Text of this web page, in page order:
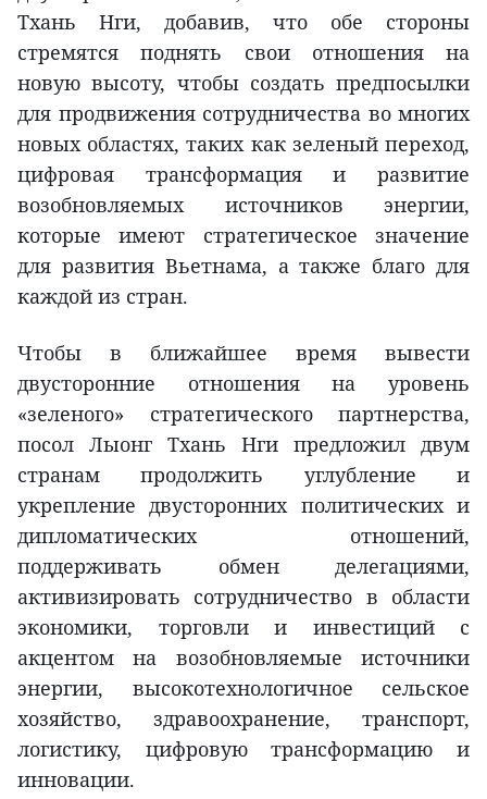
Тхань Нги, добавив, что обе стороны
стремятся поднять свои отношения на
новую высоту, чтобы создать предпосылки
для продвижения сотрудничества во многих
новых областях, таких как зеленый переход,
цифровая трансформация и развитие
возобновляемых источников энергии,
которые имеют стратегическое значение
для развития Вьетнама, а также благо для
каждой из стран.
Чтобы в ближайшее время вывести
двусторонние отношения на уровень
«зеленого» стратегического партнерства,
посол Лыонг Тхань Нги предложил двум
странам продолжить углубление и
укрепление двусторонних политических и
дипломатических отношений,
поддерживать обмен делегациями,
активизировать сотрудничество в области
экономики, торговли и инвестиций с
акцентом на возобновляемые источники
энергии, высокотехнологичное сельское
хозяйство, здравоохранение, транспорт,
логистику, цифровую трансформацию и
инновации.